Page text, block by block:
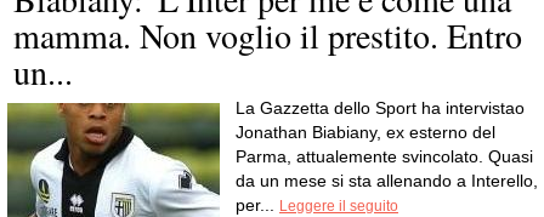
mamma. Non voglio il prestito. Entro
un...
La Gazzetta dello Sport ha intervistao
Jonathan Biabiany, ex esterno del
Parma, attualemente svincolato. Quasi
da un mese si sta allenando a Interello,
per...
Leggere il seguito